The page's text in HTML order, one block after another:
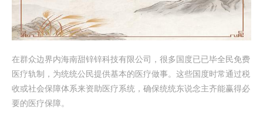
在群众边界内海南甜锌锌科技有限公司，很多国度已已毕全民免费
医疗轨制，为统统公民提供基本的医疗做事。这些国度时常通过税
收或社会保障体系来资助医疗系统，确保统统东说念主齐能赢得必
要的医疗保障。